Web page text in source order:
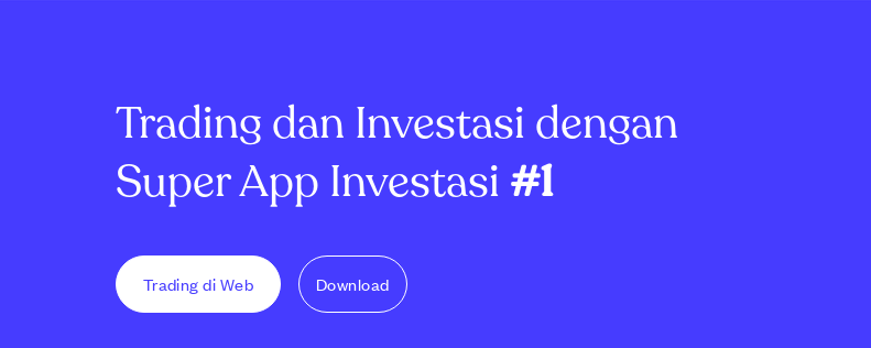
Trading dan Investasi dengan
Super App Investasi #1
Trading di Web Download